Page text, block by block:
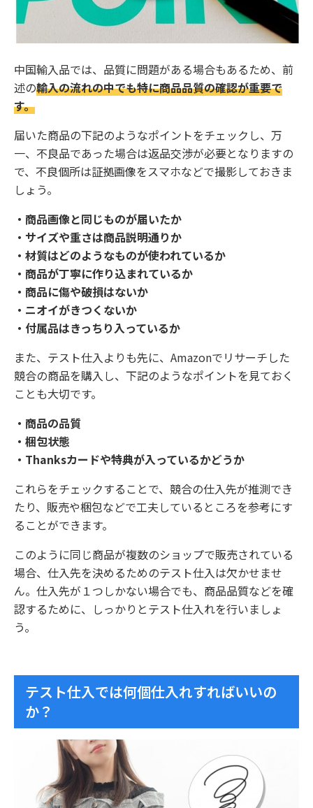
中国輸入品では、品質に問題がある場合もあるため、前
述の輸入の流れの中でも特に商品品質の確認が重要で
す。
届いた商品の下記のようなポイントをチェックし、万
一、不良品であった場合は返品交渉が必要となりますの
で、不良個所は証拠画像をスマホなどで撮影しておきま
しょう。
・商品画像と同じものが届いたか
・サイズや重さは商品説明通りか
・材質はどのようなものが使われているか
・商品が丁寧に作り込まれているか
・商品に傷や破損はないか
・ニオイがきつくないか
・付属品はきっちり入っているか
また、テスト仕入よりも先に、Amazonでリサーチした
競合の商品を購入し、下記のようなポイントを見ておく
ことも大切です。
・商品の品質
・梱包状態
・Thanksカードや特典が入っているかどうか
これらをチェックすることで、競合の仕入先が推測でき
たり、販売や梱包などで工夫しているところを参考にす
ることができます。
このように同じ商品が複数のショップで販売されている
場合、仕入先を決めるためのテスト仕入は欠かせませ
ん。仕入先が１つしかない場合でも、商品品質などを確
認するために、しっかりとテスト仕入れを行いましょ
う。
テスト仕入では何個仕入れすればいいの
か？